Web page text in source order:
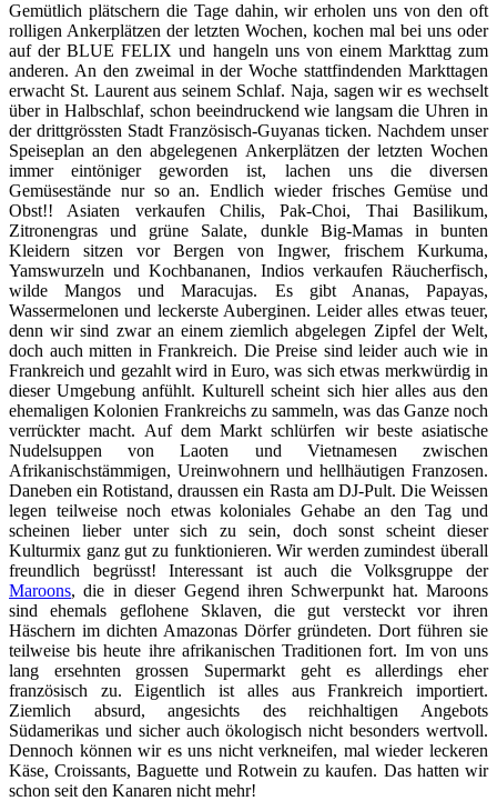
Gemütlich plätschern die Tage dahin, wir erholen uns von den oft
rolligen Ankerplätzen der letzten Wochen, kochen mal bei uns oder
auf der BLUE FELIX und hangeln uns von einem Markttag zum
anderen. An den zweimal in der Woche stattfindenden Markttagen
erwacht St. Laurent aus seinem Schlaf. Naja, sagen wir es wechselt
über in Halbschlaf, schon beeindruckend wie langsam die Uhren in
der drittgrössten Stadt Französisch-Guyanas ticken. Nachdem unser
Speiseplan an den abgelegenen Ankerplätzen der letzten Wochen
immer eintöniger geworden ist, lachen uns die diversen
Gemüsestände nur so an. Endlich wieder frisches Gemüse und
Obst!! Asiaten verkaufen Chilis, Pak-Choi, Thai Basilikum,
Zitronengras und grüne Salate, dunkle Big-Mamas in bunten
Kleidern sitzen vor Bergen von Ingwer, frischem Kurkuma,
Yamswurzeln und Kochbananen, Indios verkaufen Räucherfisch,
wilde Mangos und Maracujas. Es gibt Ananas, Papayas,
Wassermelonen und leckerste Auberginen. Leider alles etwas teuer,
denn wir sind zwar an einem ziemlich abgelegen Zipfel der Welt,
doch auch mitten in Frankreich. Die Preise sind leider auch wie in
Frankreich und gezahlt wird in Euro, was sich etwas merkwürdig in
dieser Umgebung anfühlt. Kulturell scheint sich hier alles aus den
ehemaligen Kolonien Frankreichs zu sammeln, was das Ganze noch
verrückter macht. Auf dem Markt schlürfen wir beste asiatische
Nudelsuppen von Laoten und Vietnamesen zwischen
Afrikanischstämmigen, Ureinwohnern und hellhäutigen Franzosen.
Daneben ein Rotistand, draussen ein Rasta am DJ-Pult. Die Weissen
legen teilweise noch etwas koloniales Gehabe an den Tag und
scheinen lieber unter sich zu sein, doch sonst scheint dieser
Kulturmix ganz gut zu funktionieren. Wir werden zumindest überall
freundlich begrüsst! Interessant ist auch die Volksgruppe der
Maroons, die in dieser Gegend ihren Schwerpunkt hat. Maroons
sind ehemals geflohene Sklaven, die gut versteckt vor ihren
Häschern im dichten Amazonas Dörfer gründeten. Dort führen sie
teilweise bis heute ihre afrikanischen Traditionen fort. Im von uns
lang ersehnten grossen Supermarkt geht es allerdings eher
französisch zu. Eigentlich ist alles aus Frankreich importiert.
Ziemlich absurd, angesichts des reichhaltigen Angebots
Südamerikas und sicher auch ökologisch nicht besonders wertvoll.
Dennoch können wir es uns nicht verkneifen, mal wieder leckeren
Käse, Croissants, Baguette und Rotwein zu kaufen. Das hatten wir
schon seit den Kanaren nicht mehr!